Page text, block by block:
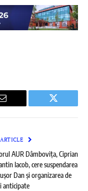
Email Twitter
AUR Dâmbovița, Ciprian
Iacob, cere suspendarea
Dan și organizarea de
anticipate